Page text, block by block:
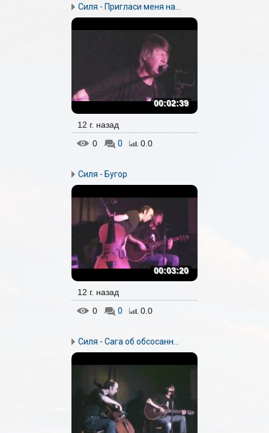
Силя - Пригласи меня на...
00:02:39
12 г. назад
0
0 0.0
Силя - Бугор
00:03:20
12 г. назад
0
0 0.0
Силя - Сага об обсосанн...